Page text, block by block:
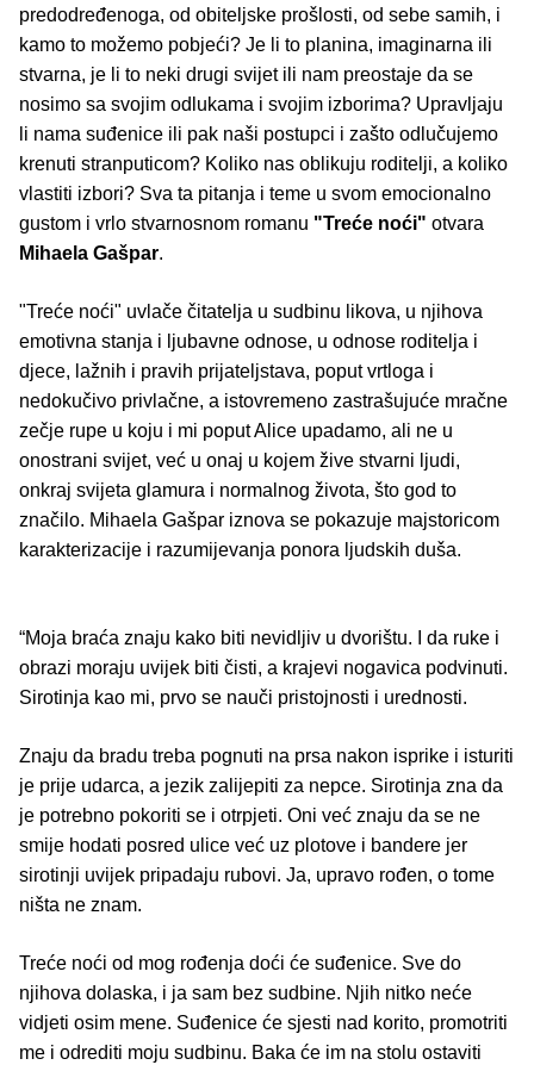
predodređenoga, od obiteljske prošlosti, od sebe samih, i
kamo to možemo pobjeći? Je li to planina, imaginarna ili
stvarna, je li to neki drugi svijet ili nam preostaje da se
nosimo sa svojim odlukama i svojim izborima? Upravljaju
li nama suđenice ili pak naši postupci i zašto odlučujemo
krenuti stranputicom? Koliko nas oblikuju roditelji, a koliko
vlastiti izbori? Sva ta pitanja i teme u svom emocionalno
gustom i vrlo stvarnosnom romanu "Treće noći" otvara
Mihaela Gašpar.
"Treće noći" uvlače čitatelja u sudbinu likova, u njihova
emotivna stanja i ljubavne odnose, u odnose roditelja i
djece, lažnih i pravih prijateljstava, poput vrtloga i
nedokučivo privlačne, a istovremeno zastrašujuće mračne
zečje rupe u koju i mi poput Alice upadamo, ali ne u
onostrani svijet, već u onaj u kojem žive stvarni ljudi,
onkraj svijeta glamura i normalnog života, što god to
značilo. Mihaela Gašpar iznova se pokazuje majstoricom
karakterizacije i razumijevanja ponora ljudskih duša.
“Moja braća znaju kako biti nevidljiv u dvorištu. I da ruke i
obrazi moraju uvijek biti čisti, a krajevi nogavica podvinuti.
Sirotinja kao mi, prvo se nauči pristojnosti i urednosti.
Znaju da bradu treba pognuti na prsa nakon isprike i isturiti
je prije udarca, a jezik zalijepiti za nepce. Sirotinja zna da
je potrebno pokoriti se i otrpjeti. Oni već znaju da se ne
smije hodati posred ulice već uz plotove i bandere jer
sirotinji uvijek pripadaju rubovi. Ja, upravo rođen, o tome
ništa ne znam.
Treće noći od mog rođenja doći će suđenice. Sve do
njihova dolaska, i ja sam bez sudbine. Njih nitko neće
vidjeti osim mene. Suđenice će sjesti nad korito, promotriti
me i odrediti moju sudbinu. Baka će im na stolu ostaviti